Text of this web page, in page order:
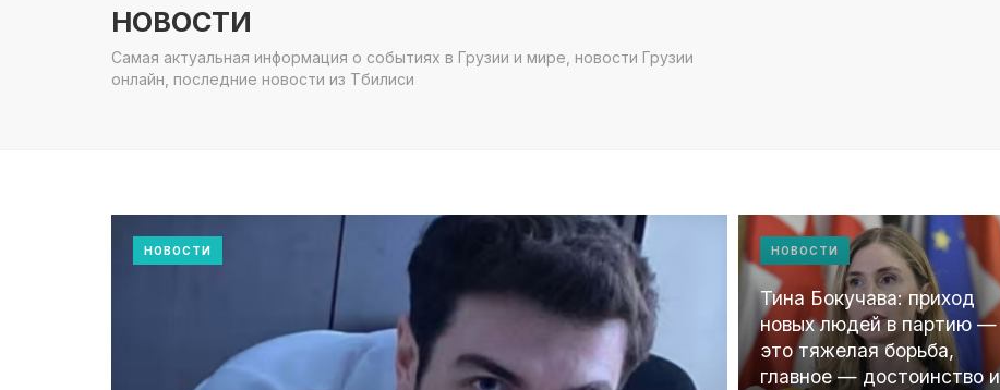
НОВОСТИ
Самая актуальная информация о событиях в Грузии и мире, новости Грузии
онлайн, последние новости из Тбилиси
НОВОСТИ
Тина Бокучава: приход
новых людей в партию —
это тяжелая борьба,
главное — достоинство и
НОВОСТИ